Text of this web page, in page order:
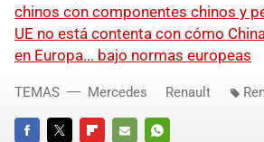
chinos con componentes chinos y
UE no está contenta con cómo
en Europa... bajo normas europeas
TEMAS Mercedes Renault